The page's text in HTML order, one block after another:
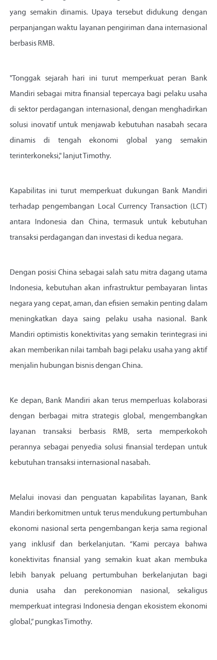
yang semakin dinamis. Upaya tersebut didukung dengan
perpanjangan waktu layanan pengiriman dana internasional
berbasis RMB.
"Tonggak sejarah hari ini turut memperkuat peran Bank
Mandiri sebagai mitra finansial tepercaya bagi pelaku usaha
di sektor perdagangan internasional, dengan menghadirkan
solusi inovatif untuk menjawab kebutuhan nasabah secara
dinamis di tengah ekonomi global yang semakin
terinterkoneksi," lanjut Timothy.
Kapabilitas ini turut memperkuat dukungan Bank Mandiri
terhadap pengembangan Local Currency Transaction (LCT)
antara Indonesia dan China, termasuk untuk kebutuhan
transaksi perdagangan dan investasi di kedua negara.
Dengan posisi China sebagai salah satu mitra dagang utama
Indonesia, kebutuhan akan infrastruktur pembayaran lintas
negara yang cepat, aman, dan efisien semakin penting dalam
meningkatkan daya saing pelaku usaha nasional. Bank
Mandiri optimistis konektivitas yang semakin terintegrasi ini
akan memberikan nilai tambah bagi pelaku usaha yang aktif
menjalin hubungan bisnis dengan China.
Ke depan, Bank Mandiri akan terus memperluas kolaborasi
dengan berbagai mitra strategis global, mengembangkan
layanan transaksi berbasis RMB, serta memperkokoh
perannya sebagai penyedia solusi finansial terdepan untuk
kebutuhan transaksi internasional nasabah.
Melalui inovasi dan penguatan kapabilitas layanan, Bank
Mandiri berkomitmen untuk terus mendukung pertumbuhan
ekonomi nasional serta pengembangan kerja sama regional
yang inklusif dan berkelanjutan. “Kami percaya bahwa
konektivitas finansial yang semakin kuat akan membuka
lebih banyak peluang pertumbuhan berkelanjutan bagi
dunia usaha dan perekonomian nasional, sekaligus
memperkuat integrasi Indonesia dengan ekosistem ekonomi
global,” pungkas Timothy.